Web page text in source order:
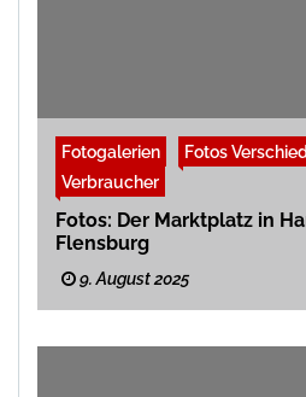
Fotogalerien Fotos
Verbraucher
Fotos: Der Marktplatz in
Flensburg
9. August 2025